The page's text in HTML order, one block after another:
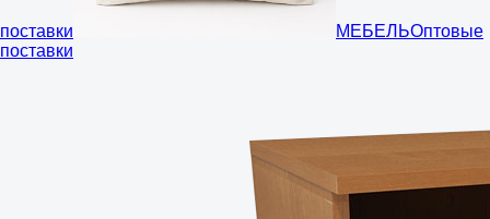
поставки МЕБЕЛЬОптовые
поставки